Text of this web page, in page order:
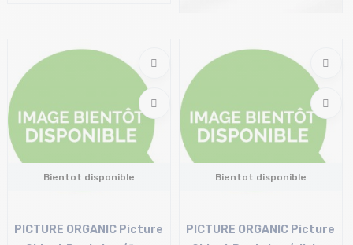
Bientot disponible
PICTURE ORGANIC Picture
Bientot disponible
PICTURE ORGANIC Picture